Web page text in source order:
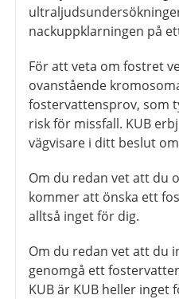
nackuppklarningen på
För att veta om fostret
ovanstående
fostervattensprov, som
risk för missfall. KUB
vägvisare i ditt beslut
Om du redan vet att du
kommer att önska ett
alltså inget för dig.
Om du redan vet att du
genomgå ett
KUB är KUB heller inget